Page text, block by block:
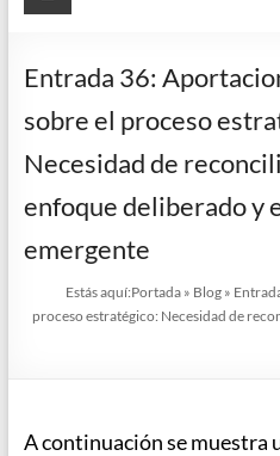
Entrada 36:
sobre el proceso
Necesidad de
enfoque deliberado y
emergente
Estás aquí:Portada » Blog »
proceso estratégico: Necesidad de
A continuación se muestra